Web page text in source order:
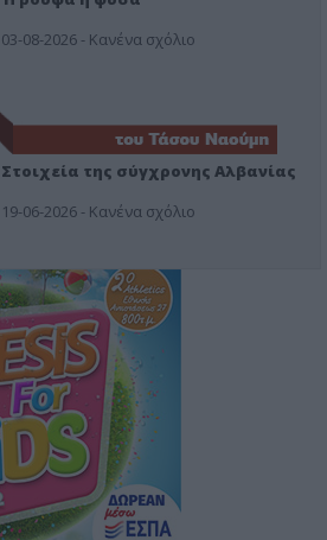
03-08-2026 - Κανένα σχόλιο
Στοιχεία της σύγχρονης Αλβανίας
19-06-2026 - Κανένα σχόλιο